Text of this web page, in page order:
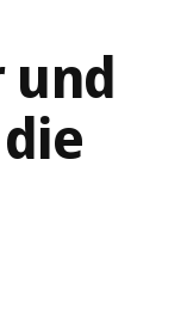
und